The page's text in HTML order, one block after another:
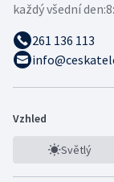
každý všední den:
261 136 113
Vzhled
Světlý